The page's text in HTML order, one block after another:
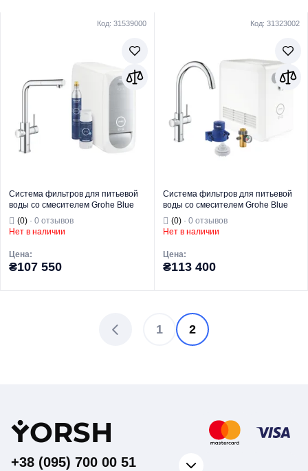
Код: 31539000
Система фильтров для питьевой
воды со смесителем Grohe Blue
Home Connected (31539000)
(0) · 0 отзывов
Нет в наличии
Цена:
₴107 550
Комплекты
Код: 31323002
Система фильтров для питьевой
воды со смесителем Grohe Blue
Pro Connected (31323002)
(0)· 0 отзывов
Нет в наличии
Цена:
₴113 400
Торговая марка
1 2
YORSH
+38 (095) 700 00 51